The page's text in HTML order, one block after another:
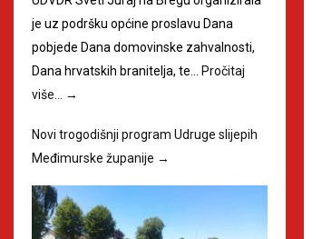
je uz podršku općine proslavu Dana
pobjede Dana domovinske zahvalnosti,
Dana hrvatskih branitelja, te… Pročitaj
više… →
Novi trogodišnji program Udruge slijepih
Međimurske županije →